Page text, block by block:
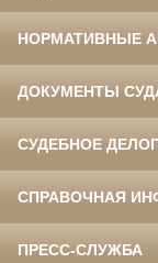
НОРМАТИВНЫЕ
ДОКУМЕНТЫ
СУДЕБНОЕ
СПРАВОЧНАЯ
ПРЕСС-СЛУЖБА